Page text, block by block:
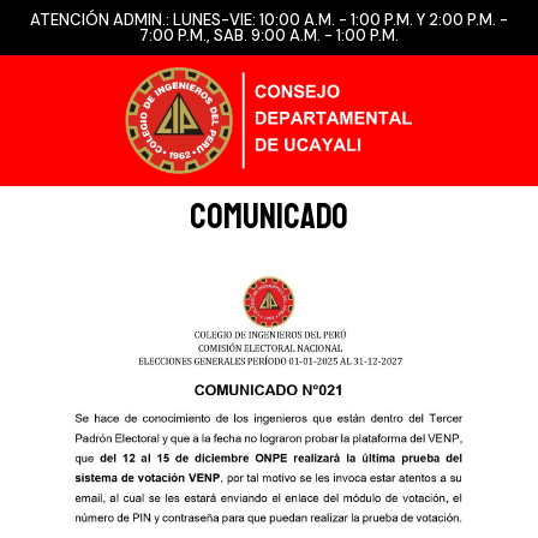
ATENCIÓN ADMIN.: LUNES-VIE: 10:00 A.M. - 1:00 P.M. Y 2:00 P.M. -
7:00 P.M., SAB. 9:00 A.M. - 1:00 P.M.
COMUNICADO